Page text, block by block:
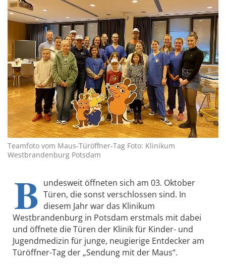
Teamfoto vom Maus-Türöffner-Tag Foto: Klinikum
Westbrandenburg Potsdam
B undesweit öffneten sich am 03. Oktober
Türen, die sonst verschlossen sind. In
diesem Jahr war das Klinikum
Westbrandenburg in Potsdam erstmals mit dabei
und öffnete die Türen der Klinik für Kinder- und
Jugendmedizin für junge, neugierige Entdecker am
Türöffner-Tag der „Sendung mit der Maus“.